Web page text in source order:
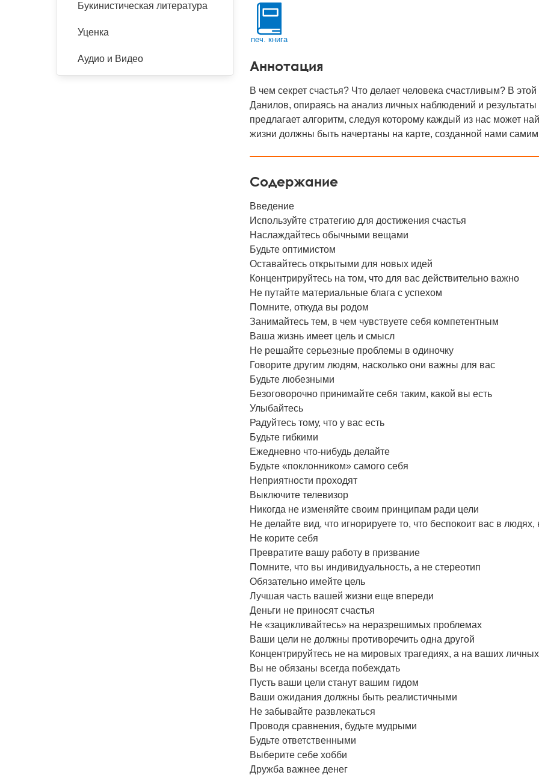
Кол-во стр
Год
Код
печ. книга
Аннотация
В чем секрет счастья? Что делает человека счастливым? В
Данилов, опираясь на анализ личных наблюдений и
предлагает алгоритм, следуя которому каждый из нас может
жизни должны быть начертаны на карте, созданной нами
Содержание
Введение
Используйте стратегию для достижения счастья
Наслаждайтесь обычными вещами
Будьте оптимистом
Оставайтесь открытыми для новых идей
Концентрируйтесь на том, что для вас действительно важно
Не путайте материальные блага с успехом
Помните, откуда вы родом
Занимайтесь тем, в чем чувствуете себя компетентным
Ваша жизнь имеет цель и смысл
Не решайте серьезные проблемы в одиночку
Говорите другим людям, насколько они важны для вас
Будьте любезными
Безоговорочно принимайте себя таким, какой вы есть
Улыбайтесь
Радуйтесь тому, что у вас есть
Будьте гибкими
Ежедневно что-нибудь делайте
Будьте «поклонником» самого себя
Неприятности проходят
Выключите телевизор
Никогда не изменяйте своим принципам ради цели
Не делайте вид, что игнорируете то, что беспокоит вас в
Не корите себя
Превратите вашу работу в призвание
Помните, что вы индивидуальность, а не стереотип
Обязательно имейте цель
Лучшая часть вашей жизни еще впереди
Деньги не приносят счастья
Не «зацикливайтесь» на неразрешимых проблемах
Ваши цели не должны противоречить одна другой
Концентрируйтесь не на мировых трагедиях, а на ваших
Вы не обязаны всегда побеждать
Пусть ваши цели станут вашим гидом
Ваши ожидания должны быть реалистичными
Не забывайте развлекаться
Проводя сравнения, будьте мудрыми
Будьте ответственными
Выберите себе хобби
Дружба важнее денег
Букинистическая литература
Уценка
Аудио и Видео